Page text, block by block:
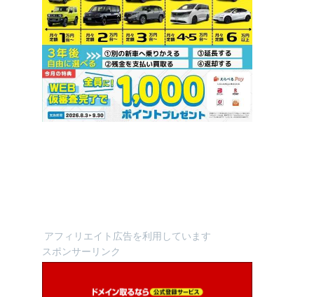
アフィリエイト広告を利用しています
スポンサーリンク